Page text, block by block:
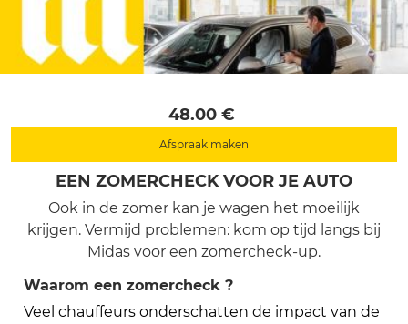
EEN ZOMERCHECK VOOR JE AUTO
Ook in de zomer kan je wagen het moeilijk
krijgen. Vermijd problemen: kom op tijd langs bij
Midas voor een zomercheck-up.
Waarom een zomercheck ?
Veel chauffeurs onderschatten de impact van de
48.00 €
Afspraak maken